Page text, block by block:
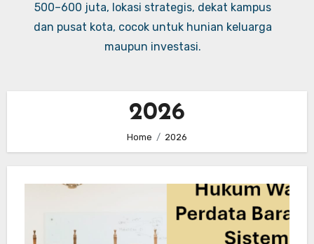
500–600 juta, lokasi strategis, dekat kampus
dan pusat kota, cocok untuk hunian keluarga
maupun investasi.
2026
Home 2026